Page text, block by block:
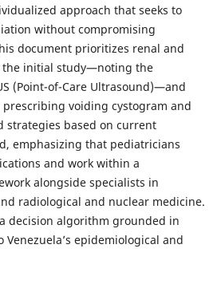
approach that seeks to
without compromising
document prioritizes renal and
the initial study—noting the
(Point-of-Care Ultrasound)—and
voiding cystogram and
strategies based on current
emphasizing that pediatricians
and work within a
alongside specialists in
radiological and nuclear medicine.
decision algorithm grounded in
epidemiological and